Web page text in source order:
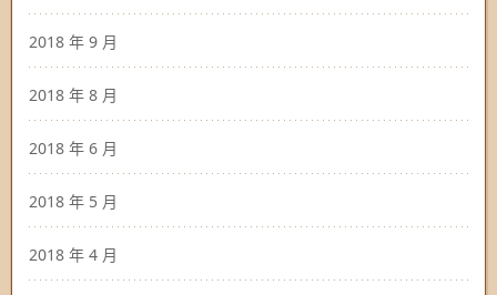
2018 年 9 月
2018 年 8 月
2018 年 6 月
2018 年 5 月
2018 年 4 月